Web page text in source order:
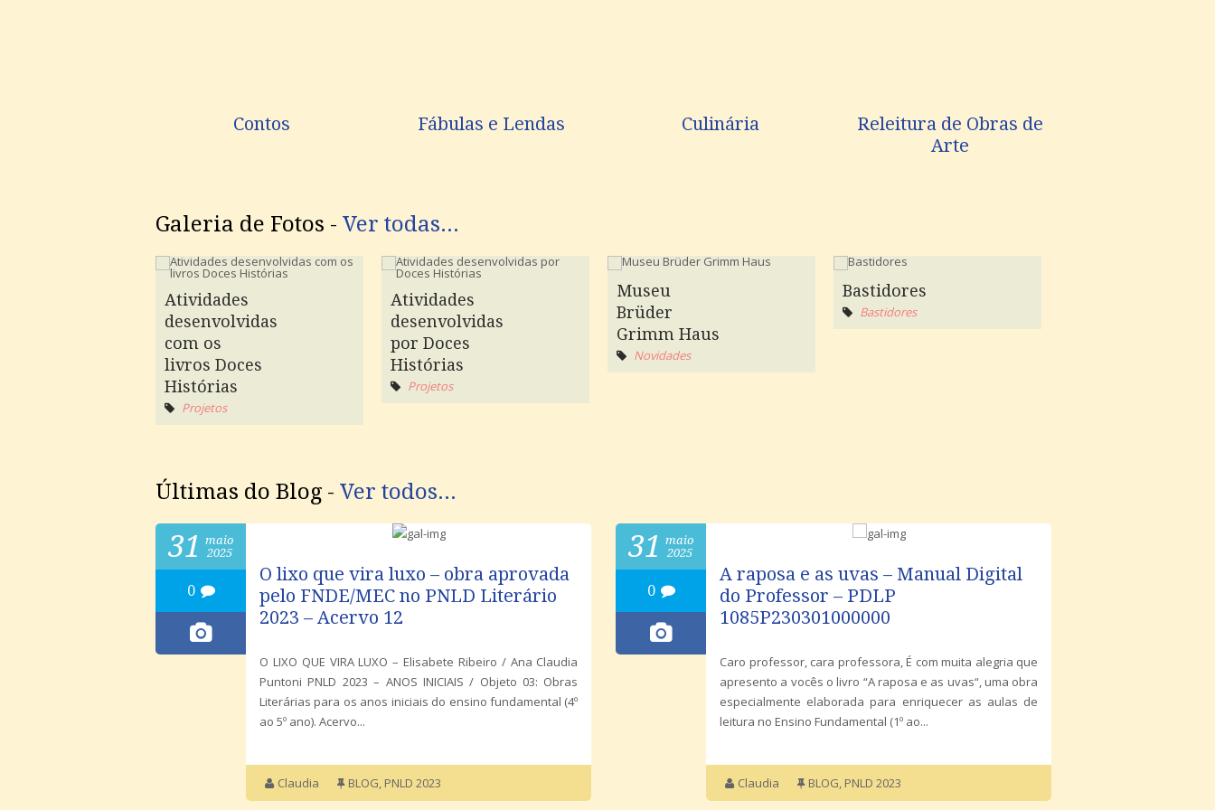
Contos Fábulas e Lendas Culinária
Releitura de Obras de
Arte
Galeria de Fotos - Ver todas...
Atividades
desenvolvidas
com os
livros Doces
Histórias
Projetos
Atividades
desenvolvidas
por Doces
Histórias
Projetos
Museu
Brüder
Grimm Haus
Novidades
Bastidores
Bastidores
Últimas do Blog - Ver todos...
31 maio
2025
0
O lixo que vira luxo – obra aprovada
pelo FNDE/MEC no PNLD Literário
2023 – Acervo 12
O LIXO QUE VIRA LUXO – Elisabete Ribeiro / Ana Claudia
Puntoni PNLD 2023 – ANOS INICIAIS / Objeto 03: Obras
Literárias para os anos iniciais do ensino fundamental (4⁠º
ao 5⁠º ano). Acervo...
Claudia BLOG, PNLD 2023
31 maio
2025
0
A raposa e as uvas – Manual Digital
do Professor – PDLP
1085P230301000000
Caro professor, cara professora, É com muita alegria que
apresento a vocês o livro “A raposa e as uvas“, uma obra
especialmente elaborada para enriquecer as aulas de
leitura no Ensino Fundamental (1⁠º ao...
Claudia BLOG, PNLD 2023